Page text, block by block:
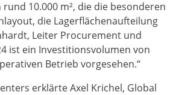
10.000 m², die die besonderen
die Lagerflächenaufteilung
Leiter Procurement und
ist ein Investitionsvolumen von
Betrieb vorgesehen.“
erklärte Axel Krichel, Global